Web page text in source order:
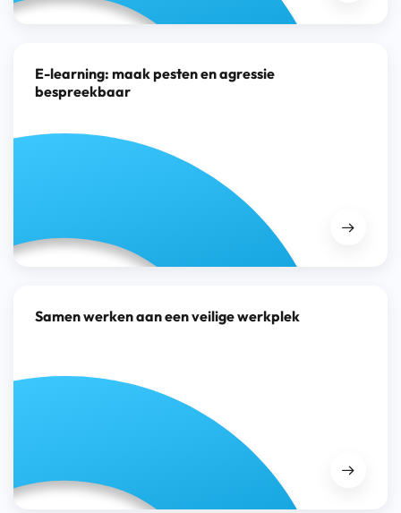
E-learning: maak pesten en agressie
bespreekbaar
Samen werken aan een veilige werkplek